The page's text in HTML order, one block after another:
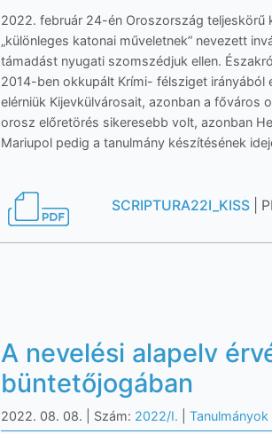
2022. február 24-én Oroszország teljeskörű
„különleges katonai műveletnek” nevezett
támadást nyugati szomszédjuk ellen.
2014-ben okkupált Krími- félsziget
elérniük Kijevkülvárosait, azonban a főváros
orosz előretörés sikeresebb volt, azonban
Mariupol pedig a tanulmány készítésének
SCRIPTURA22I_KISS |
A nevelési alapelv
büntetőjogában
2022. 08. 08. | Szám: 2022/I. Tanulmányok